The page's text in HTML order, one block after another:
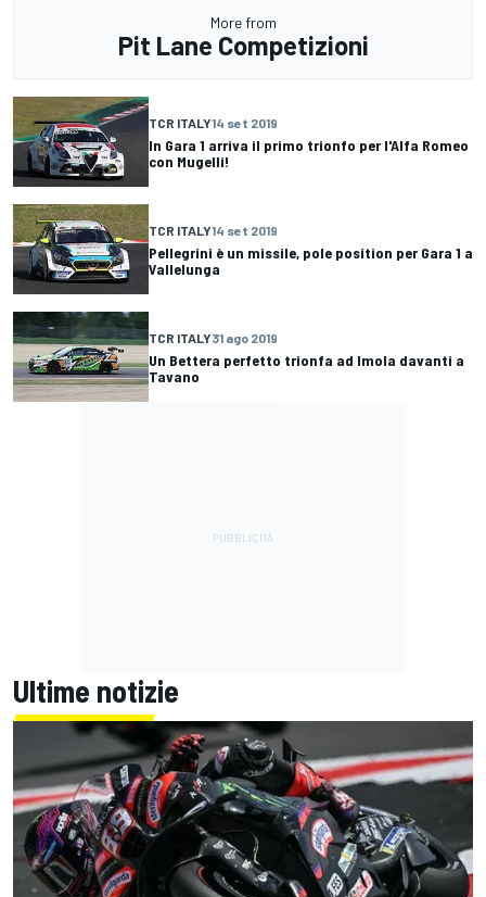
More from
Pit Lane Competizioni
TCR ITALY14 set 2019
In Gara 1 arriva il primo trionfo per l'Alfa Romeo
con Mugelli!
TCR ITALY14 set 2019
Pellegrini è un missile, pole position per Gara 1 a
Vallelunga
TCR ITALY31 ago 2019
Un Bettera perfetto trionfa ad Imola davanti a
Tavano
Ultime notizie